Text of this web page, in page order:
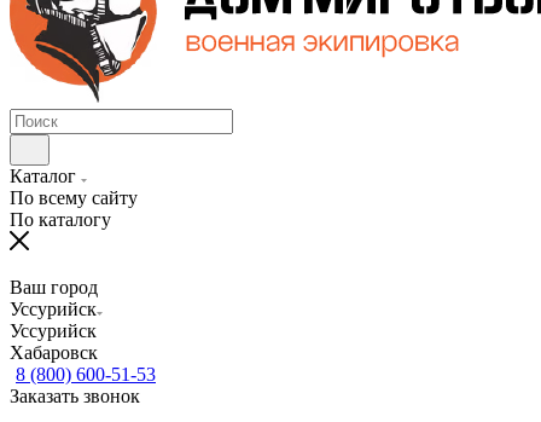
Каталог
По всему сайту
По каталогу
Ваш город
Уссурийск
Уссурийск
Хабаровск
8 (800) 600-51-53
Заказать звонок